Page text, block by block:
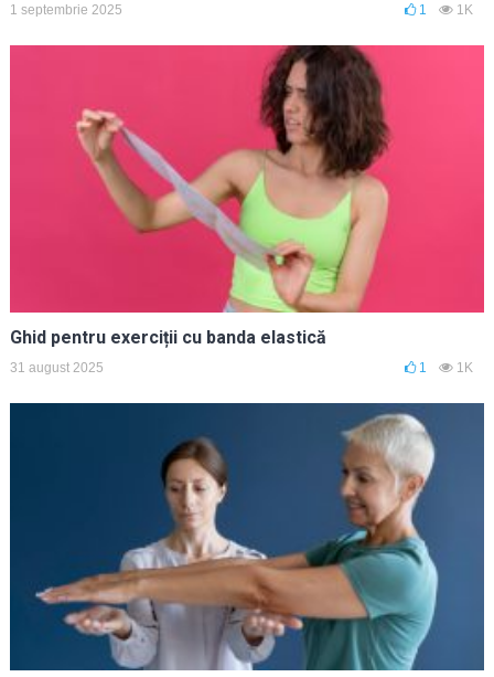
1 septembrie 2025 1 1K
Ghid pentru exerciții cu banda elastică
31 august 2025 1 1K